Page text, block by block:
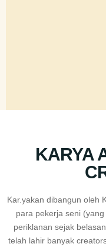
KARYA
Kar.yakan dibangun oleh
para pekerja seni
periklanan sejak
telah lahir banyak